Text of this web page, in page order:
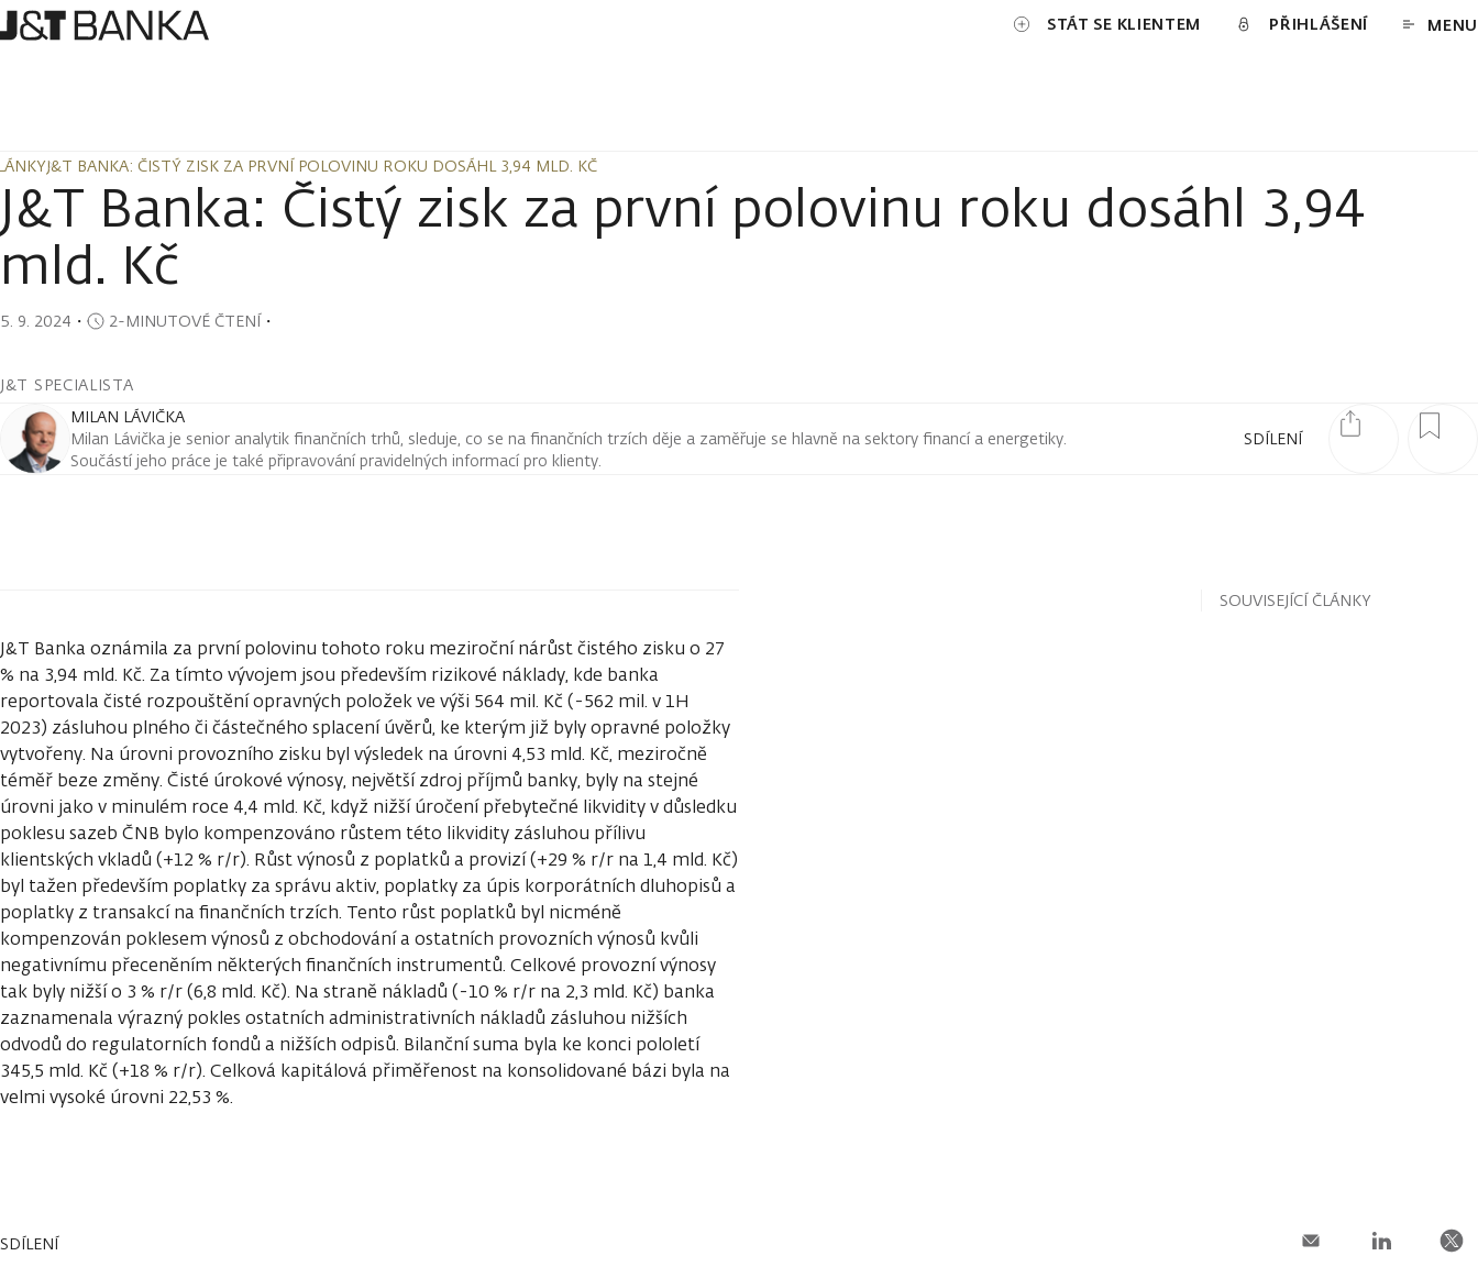
STÁT SE KLIENTEM PŘIHLÁŠENÍ MENU
J&T BANKA: ČISTÝ ZISK ZA PRVNÍ POLOVINU ROKU DOSÁHL 3,94 MLD. KČ
J&T BANKA: ČISTÝ ZISK ZA PRVNÍ POLOVINU ROKU DOSÁHL 3,94 MLD. KČ
J&T Banka: Čistý zisk za první polovinu roku dosáhl 3,94
mld. Kč
5. 9. 2024 ・ 2-MINUTOVÉ ČTENÍ・
J&T SPECIALISTA
SDÍLENÍ
MILAN LÁVIČKA
Milan Lávička je senior analytik finančních trhů, sleduje, co se na finančních trzích děje a zaměřuje se hlavně na sektory financí a energetiky.
Součástí jeho práce je také připravování pravidelných informací pro klienty.
J&T Banka oznámila za první polovinu tohoto roku meziroční nárůst čistého zisku o 27
% na 3,94 mld. Kč. Za tímto vývojem jsou především rizikové náklady, kde banka
reportovala čisté rozpouštění opravných položek ve výši 564 mil. Kč (-562 mil. v 1H
2023) zásluhou plného či částečného splacení úvěrů, ke kterým již byly opravné položky
vytvořeny. Na úrovni provozního zisku byl výsledek na úrovni 4,53 mld. Kč, meziročně
téměř beze změny. Čisté úrokové výnosy, největší zdroj příjmů banky, byly na stejné
úrovni jako v minulém roce 4,4 mld. Kč, když nižší úročení přebytečné likvidity v důsledku
poklesu sazeb ČNB bylo kompenzováno růstem této likvidity zásluhou přílivu
klientských vkladů (+12 % r/r). Růst výnosů z poplatků a provizí (+29 % r/r na 1,4 mld. Kč)
byl tažen především poplatky za správu aktiv, poplatky za úpis korporátních dluhopisů a
poplatky z transakcí na finančních trzích. Tento růst poplatků byl nicméně
kompenzován poklesem výnosů z obchodování a ostatních provozních výnosů kvůli
negativnímu přeceněním některých finančních instrumentů. Celkové provozní výnosy
tak byly nižší o 3 % r/r (6,8 mld. Kč). Na straně nákladů (-10 % r/r na 2,3 mld. Kč) banka
zaznamenala výrazný pokles ostatních administrativních nákladů zásluhou nižších
odvodů do regulatorních fondů a nižších odpisů. Bilanční suma byla ke konci pololetí
345,5 mld. Kč (+18 % r/r). Celková kapitálová přiměřenost na konsolidované bázi byla na
velmi vysoké úrovni 22,53 %.
SOUVISEJÍCÍ ČLÁNKY
SDÍLENÍ